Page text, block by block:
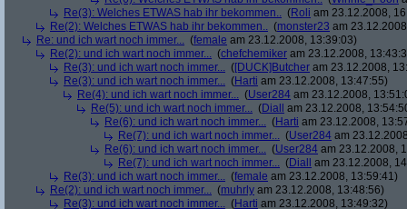
Re(3): Welches ETWAS hab ihr bekommen.. (Roli am 23.12.2008,
Re(2): Welches ETWAS hab ihr bekommen.. (monster23 am
Re: und ich wart noch immer... (female am 23.12.2008, 13:39:03)
Re(2): und ich wart noch immer... (chefchemiker am 23.12.2008,
Re(3): und ich wart noch immer... ([DUCK]Butcher am 23.12.2008,
Re(3): und ich wart noch immer... (Harti am 23.12.2008, 13:47:55)
Re(4): und ich wart noch immer... (User284 am 23.12.2008,
Re(5): und ich wart noch immer... (Diall
am 23.12.2008,
Re(6): und ich wart noch immer... (Harti am 23.12.2008,
Re(7): und ich wart noch immer... (User284 am
Re(6): und ich wart noch immer... (User284 am 23.12.2008,
Re(7): und ich wart noch immer... (Diall
am 23.12.2008,
Re(3): und ich wart noch immer... (female am 23.12.2008, 13:59:41)
Re(2): und ich wart noch immer... (muhrly am 23.12.2008, 13:48:56)
Re(3): und ich wart noch immer... (Harti am 23.12.2008, 13:49:32)